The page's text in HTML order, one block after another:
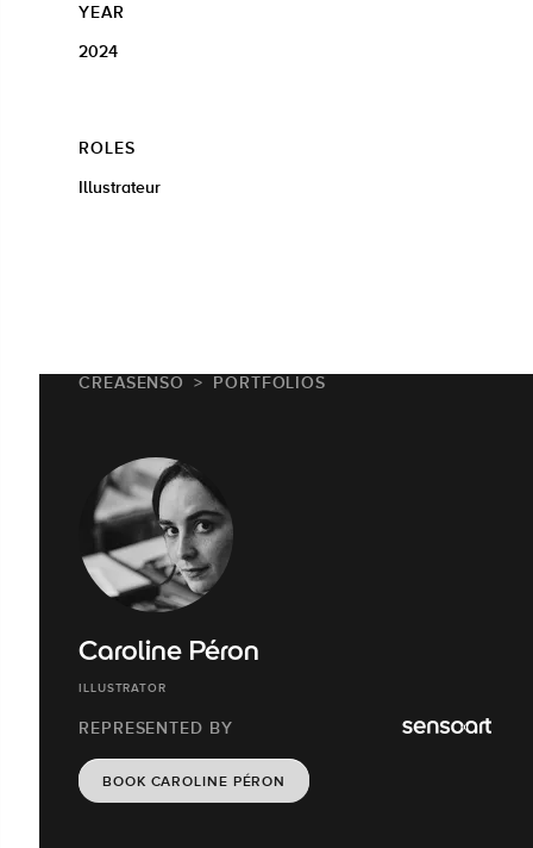
YEAR
2024
ROLES
Illustrateur
CREASENSO PORTFOLIOS
Caroline Péron
ILLUSTRATOR
REPRESENTED BY
BOOK CAROLINE PÉRON